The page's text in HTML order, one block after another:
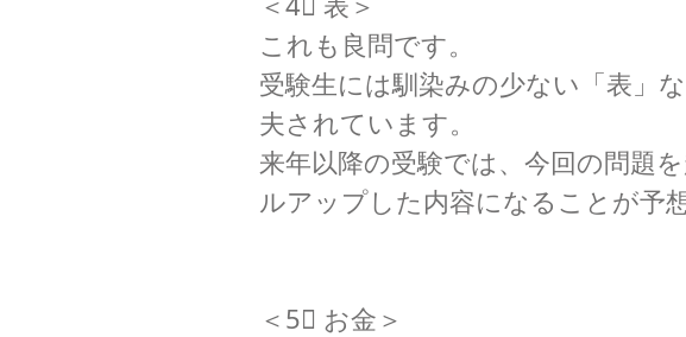
これも良問です。
受験生には馴染みの少ない「表」
夫されています。
来年以降の受験では、今回の問題
ルアップした内容になることが予
＜5⃣ お金＞